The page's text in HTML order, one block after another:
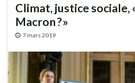
Climat, justice sociale,
Macron ? »
7 mars 2019